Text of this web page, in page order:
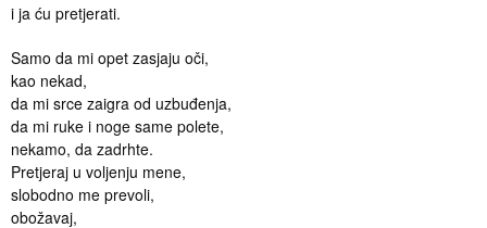
i ja ću pretjerati.
Samo da mi opet zasjaju oči,
kao nekad,
da mi srce zaigra od uzbuđenja,
da mi ruke i noge same polete,
nekamo, da zadrhte.
Pretjeraj u voljenju mene,
slobodno me prevoli,
obožavaj,